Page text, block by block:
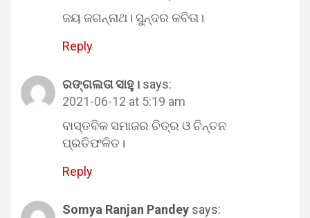
ଜୟ ଜଗନ୍ନାଥ। ସୁନ୍ଦର କବିତା।
Reply
ରଙ୍ଗଲତା ସାହୁ। says:
2021-06-12 at 5:19 am
ବାସ୍ତବିକ ସମାଜର ଚିତ୍ର ଓ ଚିନ୍ତନ
ପ୍ରତିଫଳିତ।
Reply
Somya Ranjan Pandey says: